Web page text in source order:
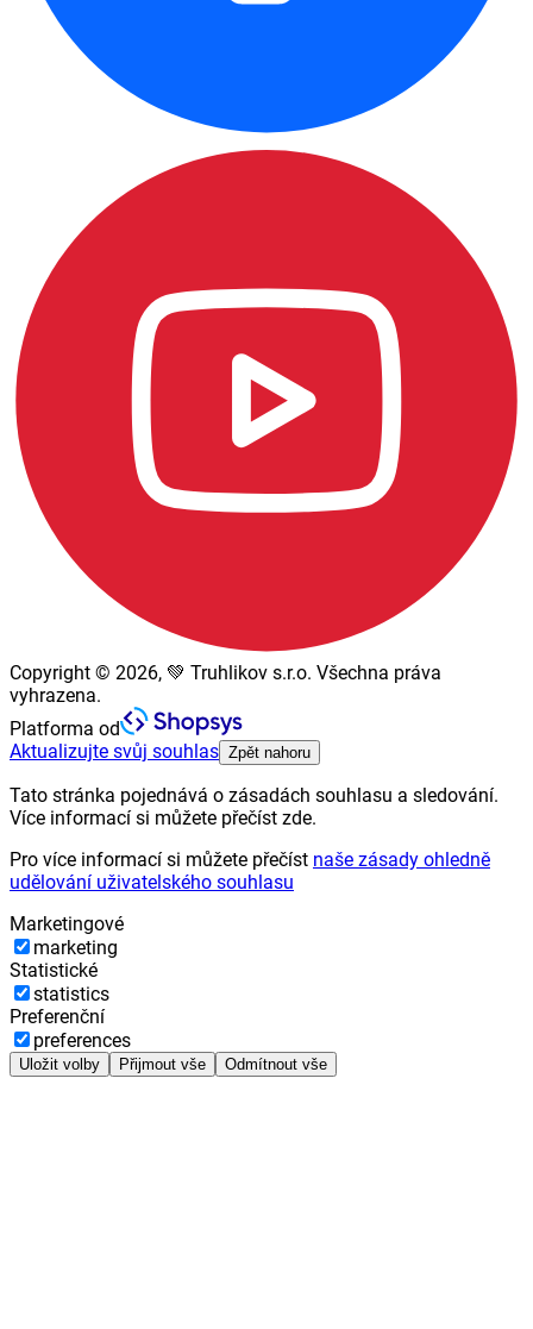
Copyright © 2026, 💚 Truhlikov s.r.o. Všechna práva
vyhrazena.
Platforma od
Aktualizujte svůj souhlas Zpět nahoru
Tato stránka pojednává o zásadách souhlasu a sledování.
Více informací si můžete přečíst zde.
Pro více informací si můžete přečíst naše zásady ohledně
udělování uživatelského souhlasu
Marketingové
marketing
Statistické
statistics
Preferenční
preferences
Uložit volby Přijmout vše Odmítnout vše